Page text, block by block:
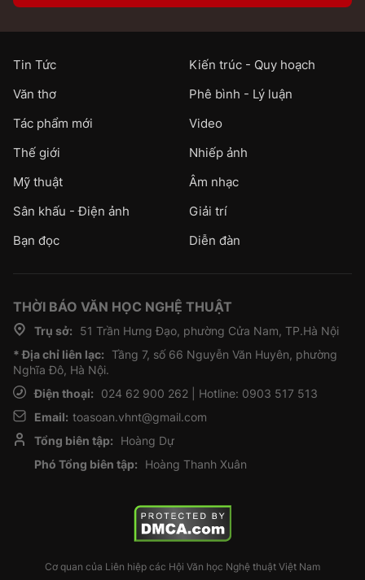
Tin Tức
Kiến trúc - Quy hoạch
Văn thơ
Phê bình - Lý luận
Tác phẩm mới
Video
Thế giới
Nhiếp ảnh
Mỹ thuật
Âm nhạc
Sân khấu - Điện ảnh
Giải trí
Bạn đọc
Diễn đàn
THỜI BÁO VĂN HỌC NGHỆ THUẬT
Trụ sở:
51 Trần Hưng Đạo, phường Cửa Nam, TP.Hà Nội
* Địa chỉ liên lạc: Tầng 7, số 66 Nguyễn Văn Huyên, phường
Nghĩa Đô, Hà Nội.
Điện thoại:
024 62 900 262 | Hotline: 0903 517 513
Email: toasoan.vhnt@gmail.com
Tổng biên tập:
Hoàng Dự
Phó Tổng biên tập:
Hoàng Thanh Xuân
Cơ quan của Liên hiệp các Hội Văn học Nghệ thuật Việt Nam